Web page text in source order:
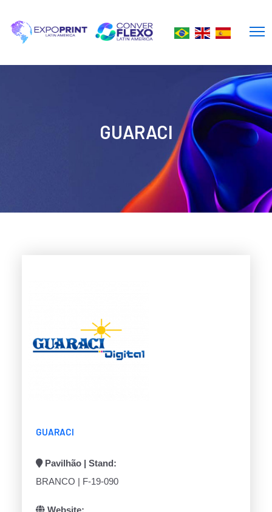
GUARACI
GUARACI
Pavilhão | Stand:
BRANCO | F-19-090
Website: